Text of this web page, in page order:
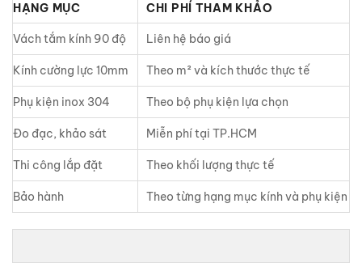
HẠNG MỤC CHI PHÍ THAM KHẢO
Vách tắm kính 90 độ Liên hệ báo giá
Kính cường lực 10mm Theo m² và kích thước thực tế
Phụ kiện inox 304 Theo bộ phụ kiện lựa chọn
Đo đạc, khảo sát Miễn phí tại TP.HCM
Thi công lắp đặt Theo khối lượng thực tế
Bảo hành Theo từng hạng mục kính và phụ kiện